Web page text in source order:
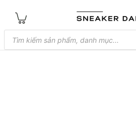
Tìm
kiếm
sản